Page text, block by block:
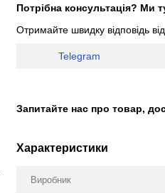
Потрібна консультація? Ми
Отримайте швидку відповідь
Telegram
Запитайте нас про товар,
Характеристики
Виробник